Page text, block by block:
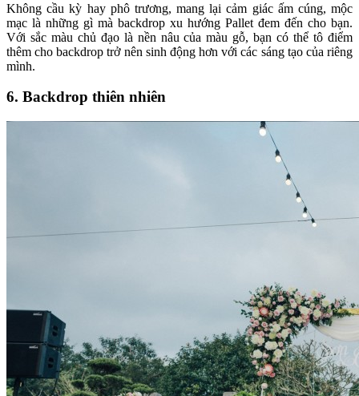
Không cầu kỳ hay phô trương, mang lại cảm giác ấm cúng, mộc
mạc là những gì mà backdrop xu hướng Pallet đem đến cho bạn.
Với sắc màu chủ đạo là nền nâu của màu gỗ, bạn có thể tô điểm
thêm cho backdrop trở nên sinh động hơn với các sáng tạo của riêng
mình.
6. Backdrop thiên nhiên